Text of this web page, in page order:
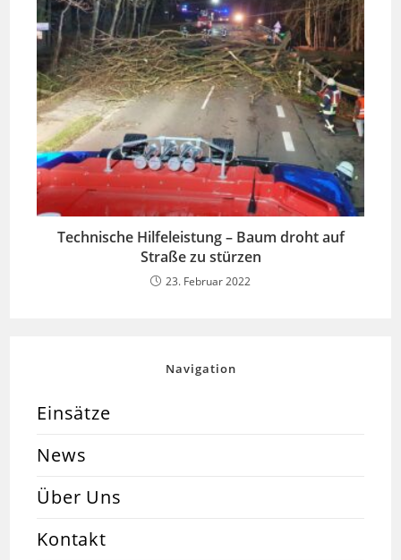
Technische Hilfeleistung – Baum droht auf
Straße zu stürzen
23. Februar 2022
Navigation
Einsätze
News
Über Uns
Kontakt